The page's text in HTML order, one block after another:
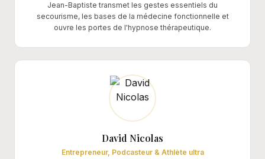
Jean-Baptiste transmet les gestes essentiels du
secourisme, les bases de la médecine fonctionnelle et
ouvre les portes de l'hypnose thérapeutique.
David Nicolas
Entrepreneur, Podcasteur & Athlète ultra